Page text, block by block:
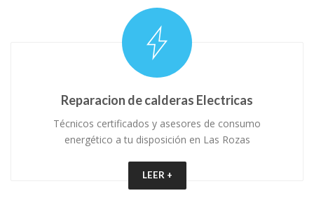
Reparacion de calderas Electricas
Técnicos certificados y asesores de consumo
energético a tu disposición en Las Rozas
LEER +